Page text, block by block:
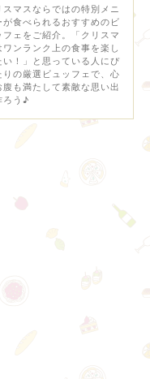
スマスならではの特別メニ
が食べられるおすすめのビ
フェをご紹介。「クリスマ
ワンランク上の食事を楽し
い！」と思っている人にぴ
りの厳選ビュッフェで、心
腹も満たして素敵な思い出
ろう♪